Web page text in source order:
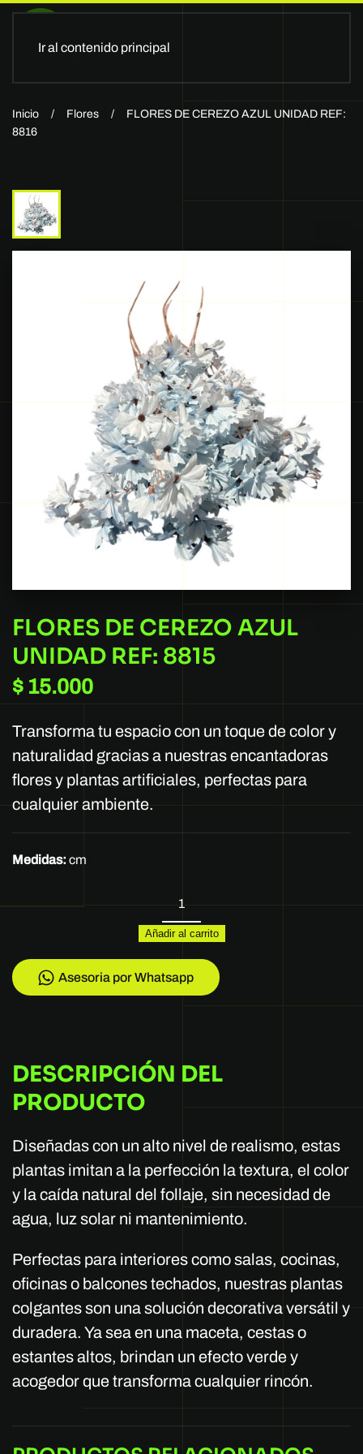
Ir al contenido principal
Inicio Flores
FLORES DE CEREZO AZUL UNIDAD REF:
8816
FLORES DE CEREZO AZUL
UNIDAD REF: 8815
$ 15.000
Transforma tu espacio con un toque de color y
naturalidad gracias a nuestras encantadoras
flores y plantas artificiales, perfectas para
cualquier ambiente.
Medidas: cm
CEREZO
AZUL
UNIDAD
REF:
Añadir al carrito
Asesoria por Whatsapp
DESCRIPCIÓN DEL
PRODUCTO
Diseñadas con un alto nivel de realismo, estas
plantas imitan a la perfección la textura, el color
y la caída natural del follaje, sin necesidad de
agua, luz solar ni mantenimiento.
Perfectas para interiores como salas, cocinas,
oficinas o balcones techados, nuestras plantas
colgantes son una solución decorativa versátil y
duradera. Ya sea en una maceta, cestas o
estantes altos, brindan un efecto verde y
acogedor que transforma cualquier rincón.